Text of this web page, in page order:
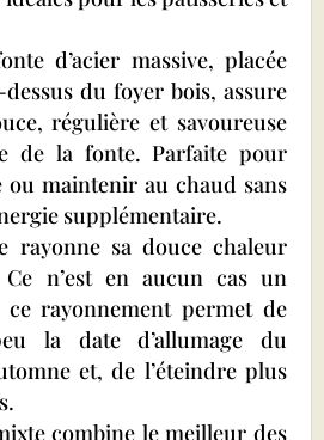
d’acier massive, placée
du foyer bois, assure
régulière et savoureuse
de la fonte. Parfaite pour
maintenir au chaud sans
supplémentaire.
rayonne sa douce chaleur
n’est en aucun cas un
ce rayonnement permet de
la date d’allumage du
et, de l’éteindre plus
combine le meilleur des